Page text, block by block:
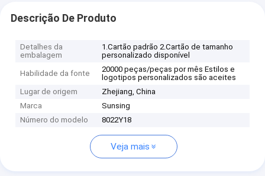
Descrição De Produto
Detalhes da
embalagem
1.Cartão padrão 2.Cartão de tamanho
personalizado disponível
Habilidade da fonte
20000 peças/peças por mês Estilos e
logotipos personalizados são aceites
Lugar de origem
Zhejiang, China
Marca
Sunsing
Número do modelo
8022Y18
Veja mais